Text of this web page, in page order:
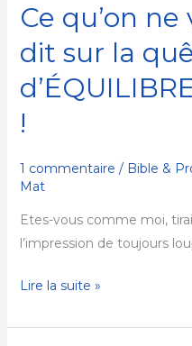
Ce qu’on
dit sur la
!
1 commentaire / Bible &
Mat
Etes-vous comme moi,
l’impression de toujours
Ce
ne
vous
jamais
sur
quête
d’ÉQUILIBRE
nos
Lire la suite »